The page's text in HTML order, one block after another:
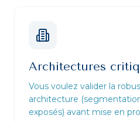
Architectures
Vous voulez valider la
architecture
exposés) avant mise en